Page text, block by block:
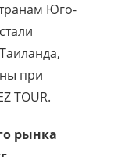
Юго-
при
TOUR.
рынка